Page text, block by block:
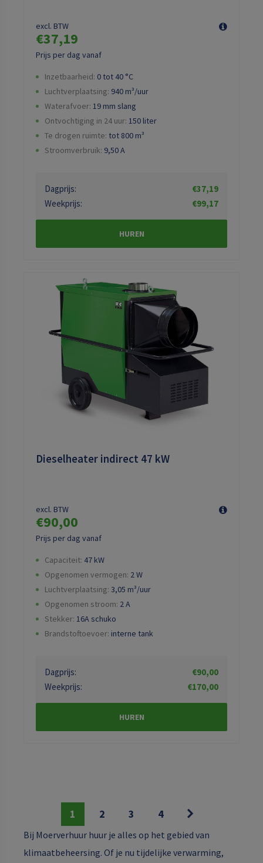
Prijs per dag vanaf
€37,19
excl. BTW
Inzetbaarheid: 0 tot 40 °C
Luchtverplaatsing: 940 m³/uur
Waterafvoer: 19 mm slang
Ontvochtiging in 24 uur: 150 liter
Te drogen ruimte: tot 800 m³
Stroomverbruik: 9,50A
Dagprijs:
€37,19
Weekprijs:
€99,17
HUREN
Dieselheater indirect 47 kW
Prijs per dag vanaf
€90,00
excl. BTW
Capaciteit: 47 kW
Opgenomen vermogen: 2W
Luchtverplaatsing: 3,05 m³/uur
Opgenomen stroom: 2A
Stekker: 16A schuko
Brandstoftoevoer: interne tank
Dagprijs:
€90,00
Weekprijs:
€170,00
HUREN
1 2 3 4
Bij Moerverhuur huur je alles op het gebied van
klimaatbeheersing. Of je nu tijdelijke verwarming,